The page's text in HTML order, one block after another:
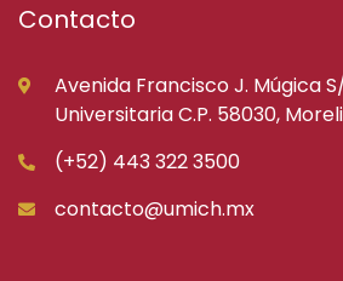
Contacto
Avenida Francisco J. Múgica
Universitaria C.P. 58030,
(+52) 443 322 3500
contacto@umich.mx